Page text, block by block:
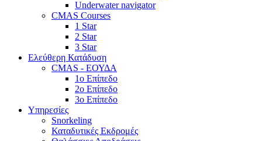
Underwater navigator
CMAS Courses
1 Star
2 Star
3 Star
Ελεύθερη Κατάδυση
CMAS - ΕΟΥΔΑ
1ο Επίπεδο
2ο Επίπεδο
3ο Επίπεδο
Υπηρεσίες
Snorkeling
Καταδυτικές Εκδρομές